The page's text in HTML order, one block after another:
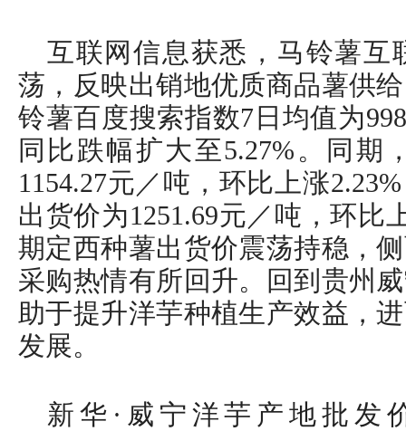
互联网信息获悉，马铃薯互
荡，反映出销地优质商品薯供
铃薯百度搜索指数7日均值为
同比跌幅扩大至5.27%。同期
1154.27元／吨，环比上涨
出货价为1251.69元／吨，环比
期定西种薯出货价震荡持稳，
采购热情有所回升。回到贵州
助于提升洋芋种植生产效益，
发展。
新华·威宁洋芋产地批发